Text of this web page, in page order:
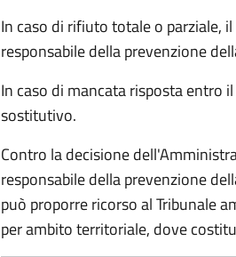
In caso di rifiuto totale o parziale,
responsabile della prevenzione
In caso di mancata risposta entro
sostitutivo.
Contro la decisione
responsabile della prevenzione
può proporre ricorso al Tribunale
per ambito territoriale, dove